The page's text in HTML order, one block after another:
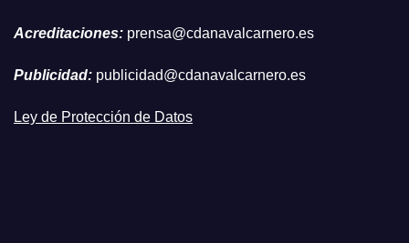
Acreditaciones: prensa@cdanavalcarnero.es
Publicidad: publicidad@cdanavalcarnero.es
Ley de Protección de Datos